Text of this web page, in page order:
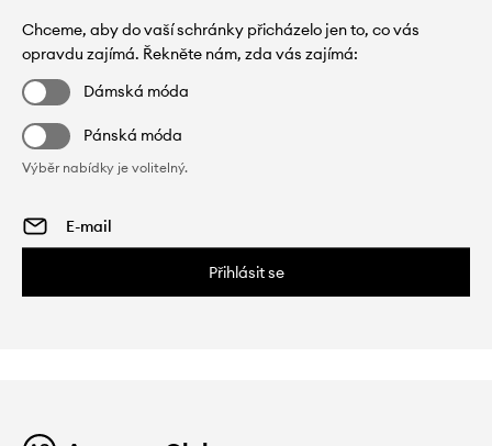
Chceme, aby do vaší schránky přicházelo jen to, co vás
opravdu zajímá. Řekněte nám, zda vás zajímá:
Dámská móda
Pánská móda
Výběr nabídky je volitelný.
Přihlásit se